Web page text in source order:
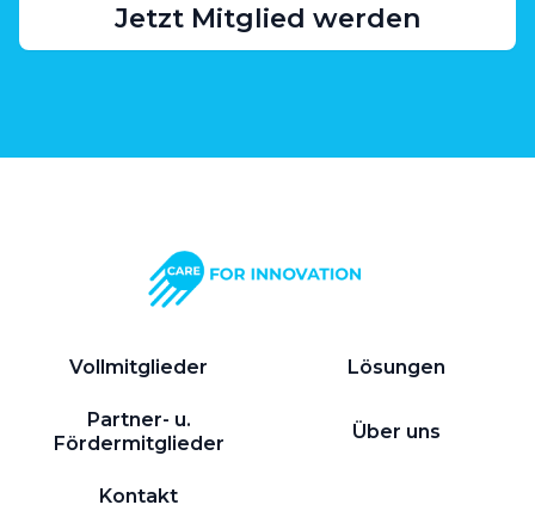
Jetzt Mitglied werden
Vollmitglieder Lösungen
Partner- u.
Fördermitglieder
Über uns
Kontakt